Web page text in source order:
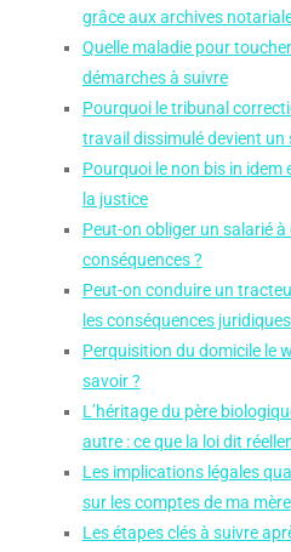
grâce aux archives
Quelle maladie pour toucher
démarches à suivre
Pourquoi le tribunal
travail dissimulé devient un
Pourquoi le non bis in
la justice
Peut-on obliger un salarié
conséquences ?
Peut-on conduire un
les conséquences
Perquisition du domicile le
savoir ?
L’héritage du père
autre : ce que la loi dit
Les implications légales
sur les comptes de ma mère
Les étapes clés à suivre